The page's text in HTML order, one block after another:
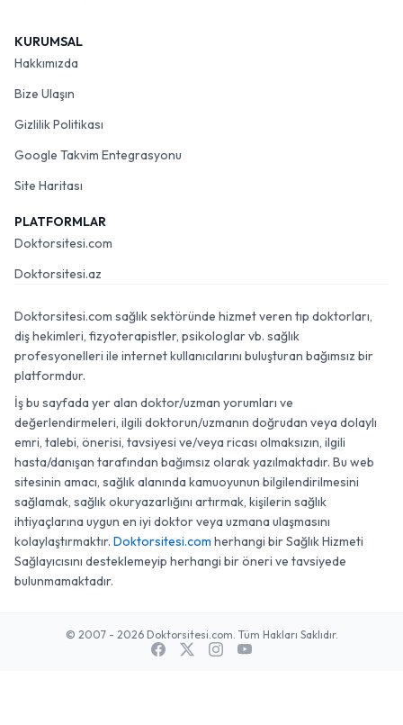
KURUMSAL
Hakkımızda
Bize Ulaşın
Gizlilik Politikası
Google Takvim Entegrasyonu
Site Haritası
PLATFORMLAR
Doktorsitesi.com
Doktorsitesi.az
Doktorsitesi.com sağlık sektöründe hizmet veren tıp doktorları,
diş hekimleri, fizyoterapistler, psikologlar vb. sağlık
profesyonelleri ile internet kullanıcılarını buluşturan bağımsız bir
platformdur.
İş bu sayfada yer alan doktor/uzman yorumları ve
değerlendirmeleri, ilgili doktorun/uzmanın doğrudan veya dolaylı
emri, talebi, önerisi, tavsiyesi ve/veya ricası olmaksızın, ilgili
hasta/danışan tarafından bağımsız olarak yazılmaktadır. Bu web
sitesinin amacı, sağlık alanında kamuoyunun bilgilendirilmesini
sağlamak, sağlık okuryazarlığını artırmak, kişilerin sağlık
ihtiyaçlarına uygun en iyi doktor veya uzmana ulaşmasını
kolaylaştırmaktır. Doktorsitesi.com herhangi bir Sağlık Hizmeti
Sağlayıcısını desteklemeyip herhangi bir öneri ve tavsiyede
bulunmamaktadır.
© 2007 - 2026 Doktorsitesi.com. Tüm Hakları Saklıdır.